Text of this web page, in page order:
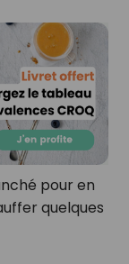
pour en
quelques